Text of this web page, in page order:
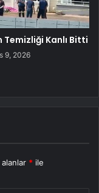
Temizliği Kanlı Bitti
9, 2026
* ile